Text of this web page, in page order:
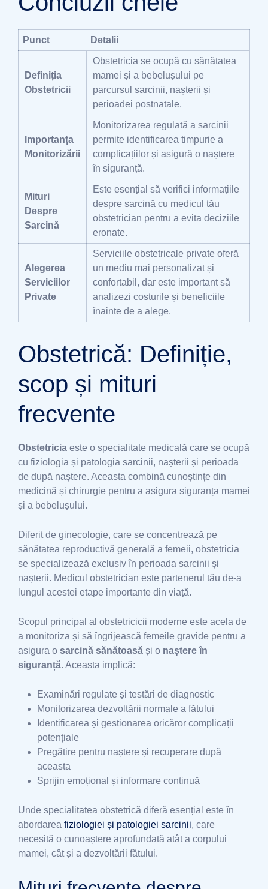
Punct Detalii
Definiția
Obstetricii
Obstetricia se ocupă cu sănătatea
mamei și a bebelușului pe
parcursul sarcinii, nașterii și
perioadei postnatale.
Importanța
Monitorizării
Monitorizarea regulată a sarcinii
permite identificarea timpurie a
complicațiilor și asigură o naștere
în siguranță.
Mituri
Despre
Sarcină
Este esențial să verifici informațiile
despre sarcină cu medicul tău
obstetrician pentru a evita deciziile
eronate.
Alegerea
Serviciilor
Private
Serviciile obstetricale private oferă
un mediu mai personalizat și
confortabil, dar este important să
analizezi costurile și beneficiile
înainte de a alege.
Obstetrică: Definiție,
scop și mituri
frecvente
Obstetricia este o specialitate medicală care se ocupă
cu fiziologia și patologia sarcinii, nașterii și perioada
de după naștere. Aceasta combină cunoștințe din
medicină și chirurgie pentru a asigura siguranța mamei
și a bebelușului.
Diferit de ginecologie, care se concentrează pe
sănătatea reproductivă generală a femeii, obstetricia
se specializează exclusiv în perioada sarcinii și
nașterii. Medicul obstetrician este partenerul tău de-a
lungul acestei etape importante din viață.
Scopul principal al obstetricicii moderne este acela de
a monitoriza și să îngrijească femeile gravide pentru a
asigura o sarcină sănătoasă și o naștere în
siguranță. Aceasta implică:
Examinări regulate și testări de diagnostic
Monitorizarea dezvoltării normale a fătului
Identificarea și gestionarea oricăror complicații
potențiale
Pregătire pentru naștere și recuperare după
aceasta
Sprijin emoțional și informare continuă
Unde specialitatea obstetrică diferă esențial este în
abordarea fiziologiei și patologiei sarcinii, care
necesită o cunoaștere aprofundată atât a corpului
mamei, cât și a dezvoltării fătului.